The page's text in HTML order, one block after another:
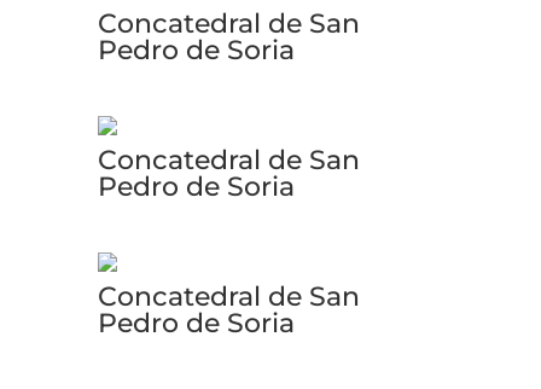
Concatedral de San
Pedro de Soria
Concatedral de San
Pedro de Soria
Concatedral de San
Pedro de Soria